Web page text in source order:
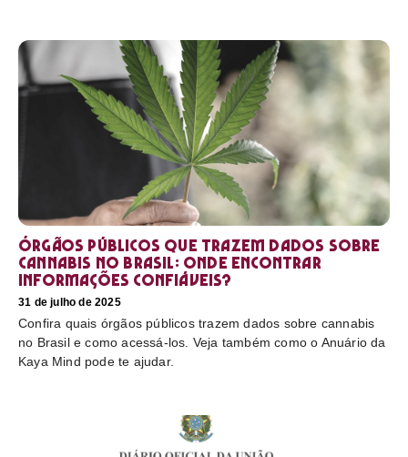
Órgãos públicos que trazem dados sobre
cannabis no Brasil: onde encontrar
informações confiáveis?
31 de julho de 2025
Confira quais órgãos públicos trazem dados sobre cannabis
no Brasil e como acessá-los. Veja também como o Anuário da
Kaya Mind pode te ajudar.